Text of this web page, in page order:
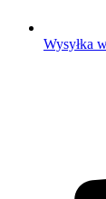
Wysyłka